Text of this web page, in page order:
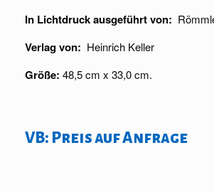
In Lichtdruck ausgeführt von:
Verlag von: Heinrich Keller
Größe: 48,5 cm x 33,0 cm.
VB: Preis auf Anfrage